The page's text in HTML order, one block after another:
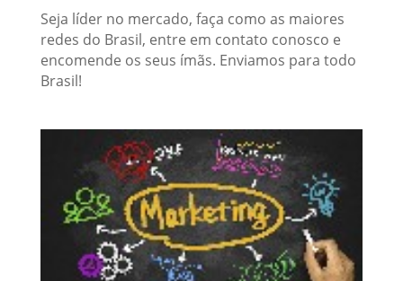
Seja líder no mercado, faça como as maiores
redes do Brasil, entre em contato conosco e
encomende os seus ímãs. Enviamos para todo
Brasil!